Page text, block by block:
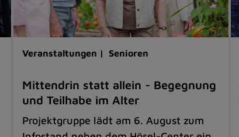
Veranstaltungen | Senioren
Mittendrin statt allein - Begegnung
und Teilhabe im Alter
Projektgruppe lädt am 6. August zum